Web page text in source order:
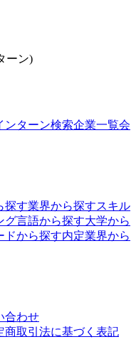
ーン)
ンターン検索企業一覧会
探す業界から探すスキル
グ言語から探す大学から
ドから探す内定業界から
合わせ
商取引法に基づく表記